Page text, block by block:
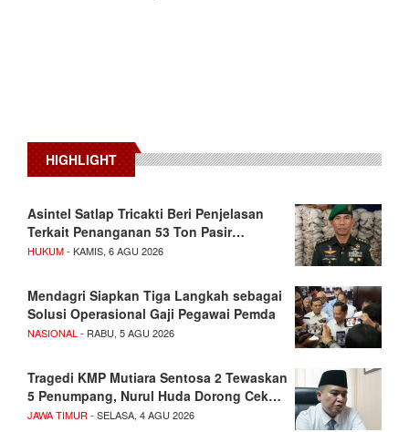
HIGHLIGHT
Asintel Satlap Tricakti Beri Penjelasan
Terkait Penanganan 53 Ton Pasir…
HUKUM- KAMIS, 6 AGU 2026
Mendagri Siapkan Tiga Langkah sebagai
Solusi Operasional Gaji Pegawai Pemda
NASIONAL - RABU, 5 AGU 2026
Tragedi KMP Mutiara Sentosa 2 Tewaskan
5 Penumpang, Nurul Huda Dorong Cek…
JAWA TIMUR - SELASA, 4 AGU 2026